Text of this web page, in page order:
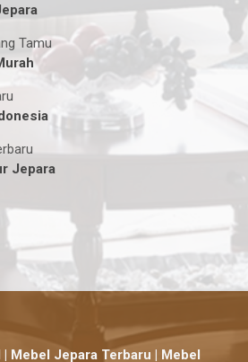
Tamu
Jepara
Mebel Jepara Terbaru | Mebel